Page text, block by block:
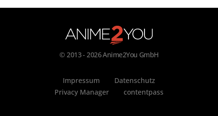
© 2013 - 2026 Anime2You GmbH
Impressum
Datenschutz
Privacy Manager
contentpass